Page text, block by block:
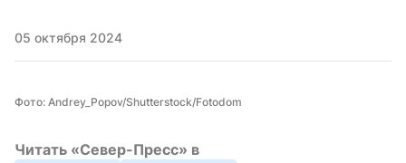
05 октября 2024
Фото: Andrey_Popov/Shutterstock/Fotodom
Читать «Север-Пресс» в